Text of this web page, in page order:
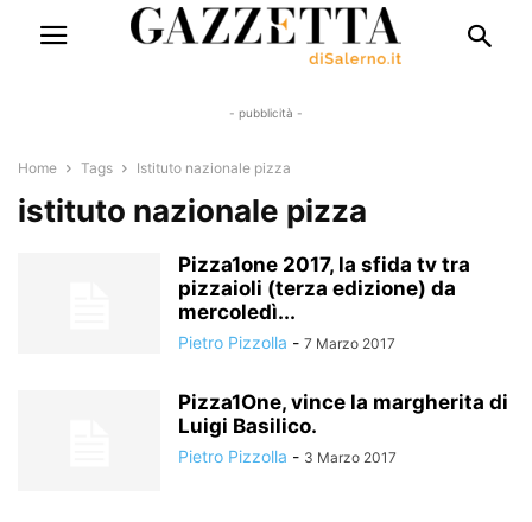
- pubblicità -
Home Tags Istituto nazionale pizza
istituto nazionale pizza
Pizza1one 2017, la sfida tv tra
pizzaioli (terza edizione) da
mercoledì...
Pietro Pizzolla - 7 Marzo 2017
Pizza1One, vince la margherita di
Luigi Basilico.
Pietro Pizzolla - 3 Marzo 2017